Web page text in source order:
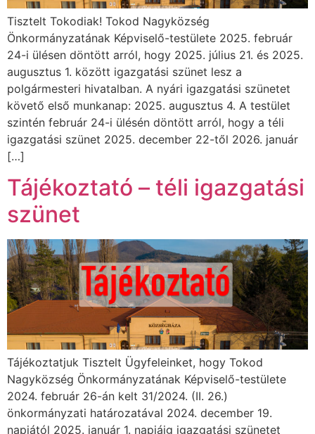
Tisztelt Tokodiak! Tokod Nagyközség
Önkormányzatának Képviselő-testülete 2025. február
24-i ülésen döntött arról, hogy 2025. július 21. és 2025.
augusztus 1. között igazgatási szünet lesz a
polgármesteri hivatalban. A nyári igazgatási szünetet
követő első munkanap: 2025. augusztus 4. A testület
szintén február 24-i ülésén döntött arról, hogy a téli
igazgatási szünet 2025. december 22-től 2026. január
[…]
Tájékoztató – téli igazgatási
szünet
Tájékoztatjuk Tisztelt Ügyfeleinket, hogy Tokod
Nagyközség Önkormányzatának Képviselő-testülete
2024. február 26-án kelt 31/2024. (II. 26.)
önkormányzati határozatával 2024. december 19.
napjától 2025. január 1. napjáig igazgatási szünetet